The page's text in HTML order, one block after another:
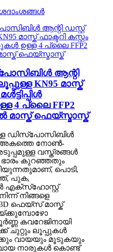
ആന്റി
KN95 മാസ്ക്
4 പ്ലൈ FFP2
മാസ്ക് ഫെയ്‌സ്മാസ്ക്
ഡിസ്പോസിബിൾ
അകത്തെ നോൺ-
വസ്ത്രങ്ങൾ
കുറഞ്ഞതും
പൊടി,
പുക,
എക്‌സ്‌ഹോസ്റ്റ്
നിങ്ങളെ
ഫെയ്സ് മാസ്ക്
കവറേജിനായി
ചുറ്റും ലൂപ്പുകൾ
വായയും മൂടുകയും
നാരുകൾ കൊണ്ട്